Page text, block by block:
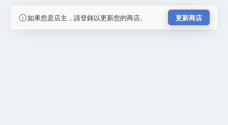
如果您是店主，請登錄以更新您的商店。 更新商店